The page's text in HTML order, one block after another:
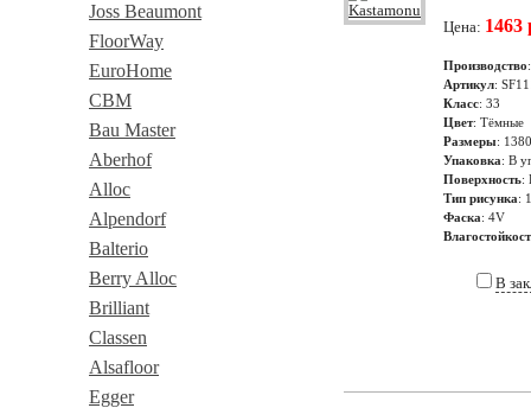
Joss Beaumont
FloorWay
EuroHome
CBM
Bau Master
Aberhof
Alloc
Alpendorf
Balterio
Berry Alloc
Brilliant
Classen
Alsafloor
Egger
Цена: 1463
Производство
Артикул:
Класс: 33
Цвет: Тёмные
Размеры:
Упаковка: В
Поверхность:
Тип рисунка:
Фаска: 4V
В